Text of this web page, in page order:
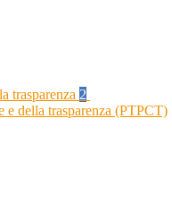
trasparenza 2
e della trasparenza (PTPCT)